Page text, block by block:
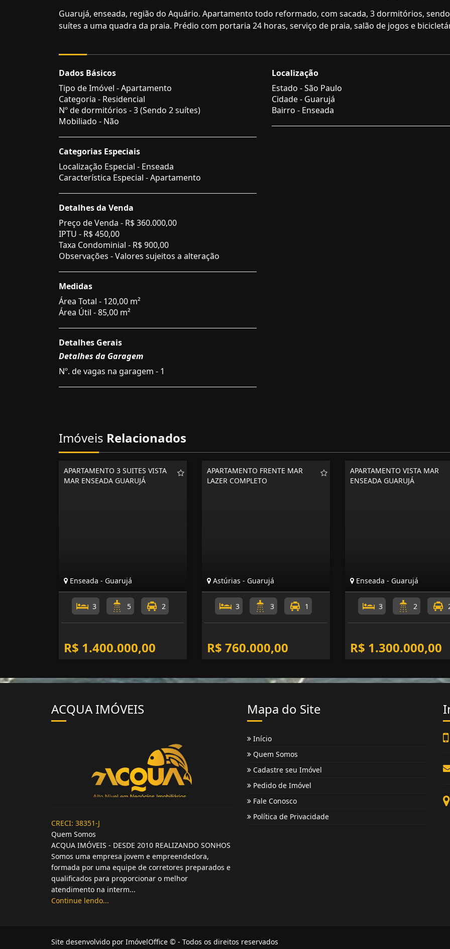
Guarujá, enseada, região do Aquário. Apartamento todo reformado, com sacada, 3 dormitórios,
suítes a uma quadra da praia. Prédio com portaria 24 horas, serviço de praia, salão de jogos e
Dados Básicos
Tipo de Imóvel - Apartamento
Categoria - Residencial
Nº de dormitórios - 3 (Sendo 2 suítes)
Mobiliado - Não
Categorias Especiais
Localização Especial - Enseada
Característica Especial - Apartamento
Detalhes da Venda
Preço de Venda - R$ 360.000,00
IPTU - R$ 450,00
Taxa Condominial - R$ 900,00
Observações - Valores sujeitos a alteração
Medidas
Área Total - 120,00 m²
Área Útil - 85,00 m²
Detalhes Gerais
Detalhes da Garagem
Nº. de vagas na garagem - 1
Localização
Estado -São Paulo
Cidade - Guarujá
Bairro - Enseada
Imóveis Relacionados
APARTAMENTO 3 SUITES VISTA
MAR ENSEADA GUARUJÁ
Enseada - Guarujá
3 5 2
R$ 1.400.000,00
APARTAMENTO FRENTE MAR
LAZER COMPLETO
Astúrias - Guarujá
3 3 1
R$ 760.000,00
APARTAMENTO VISTA MAR
ENSEADA GUARUJÁ
Enseada - Guarujá
3 2
R$ 1.300.000,00
ACQUA IMÓVEIS
CRECI: 38351-J
Quem Somos
ACQUA IMÓVEIS - DESDE 2010 REALIZANDO SONHOS
Somos uma empresa jovem e empreendedora,
formada por uma equipe de corretores preparados e
qualificados para proporcionar o melhor
atendimento na interm...
Continue lendo...
Mapa do Site
Início
Quem Somos
Cadastre seu Imóvel
Pedido de Imóvel
Fale Conosco
Política de Privacidade
Site desenvolvido por ImóvelOffice © - Todos os direitos reservados